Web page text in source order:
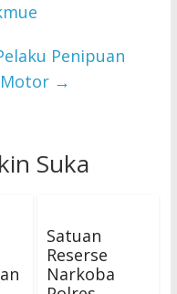
Penipuan
Motor →
Suka
Satuan
Reserse
Narkoba